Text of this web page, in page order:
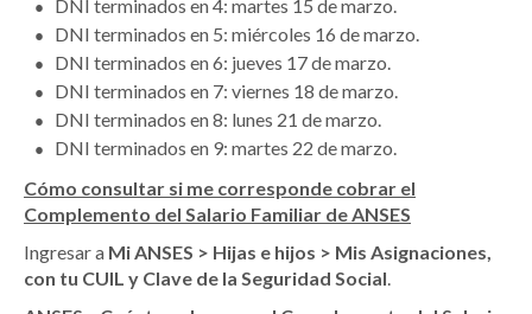
DNI terminados en 4: martes 15 de marzo.
DNI terminados en 5: miércoles 16 de marzo.
DNI terminados en 6: jueves 17 de marzo.
DNI terminados en 7: viernes 18 de marzo.
DNI terminados en 8: lunes 21 de marzo.
DNI terminados en 9: martes 22 de marzo.
Cómo consultar si me corresponde cobrar el
Complemento del Salario Familiar de ANSES
Ingresar a Mi ANSES > Hijas e hijos > Mis Asignaciones,
con tu CUIL y Clave de la Seguridad Social.